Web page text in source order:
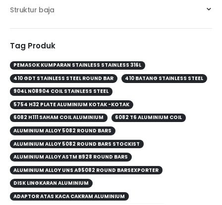
Struktur baja
Tag Produk
PEMASOK KUMPARAN STAINLESS STAINLESS 316L
410 GDT STAINLESS STEEL ROUND BAR
410 BATANG STAINLESS STEEL
904L N08904 COIL STAINLESS STEEL
5754 H32 PLATE ALUMINIUM KOTAK -KOTAK
6082 H111 SAHAM COIL ALUMINIUM
6082 T6 ALUMINIUM COIL
ALUMINIUM ALLOY 5082 ROUND BARS
ALUMINIUM ALLOY 5082 ROUND BARS STOCKIST
ALUMINIUM ALLOY ASTM B928 ROUND BARS
ALUMINIUM ALLOY UNS A95082 ROUND BARSEXPORTER
DISK LINGKARAN ALUMINIUM
ADAPTOR ATAS KACA CAKRAM ALUMINIUM